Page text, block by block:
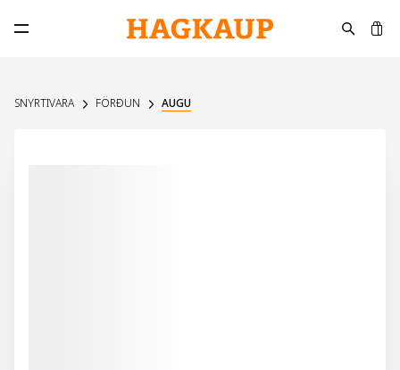
Opna aðalvalmynd
SNYRTIVARA FÖRÐUN AUGU